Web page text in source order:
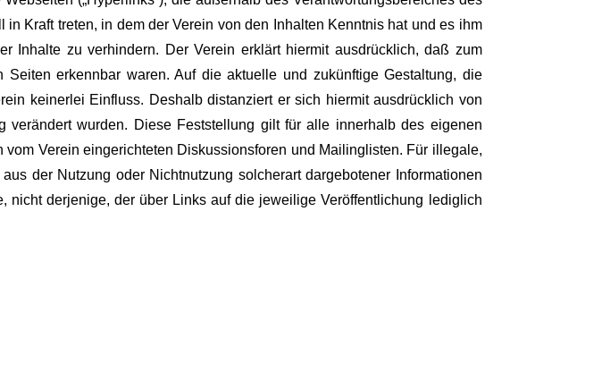
Kraft treten, in dem der Verein von den Inhalten Kenntnis hat und es ihm
Inhalte zu verhindern. Der Verein erklärt hiermit ausdrücklich, daß zum
erkennbar waren. Auf die aktuelle und zukünftige Gestaltung, die
keinerlei Einfluss. Deshalb distanziert er sich hiermit ausdrücklich von
wurden. Diese Feststellung gilt für alle innerhalb des eigenen
Verein eingerichteten Diskussionsforen und Mailinglisten. Für illegale,
der Nutzung oder Nichtnutzung solcherart dargebotener Informationen
derjenige, der über Links auf die jeweilige Veröffentlichung lediglich